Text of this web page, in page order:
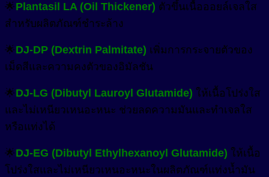
🌟Plantasil LA (Oil Thickener) ตัวขึ้นเนื้อออยล์เจลใส
สำหรับผลิตภัณฑ์ชำระล้าง
🌟DJ-DP (Dextrin Palmitate) เพิ่มการกระจายตัวของ
เม็ดสีและความคงตัวของอิมัลชัน
🌟DJ-LG (Dibutyl Lauroyl Glutamide) ให้เนื้อโปร่งใส
และไม่เหนียวเหนอะหนะ ช่วยลดความมันและทำเจลใส
หรือแท่งได้
🌟DJ-EG (Dibutyl Ethylhexanoyl Glutamide) ให้เนื้อ
โปร่งใสและไม่เหนียวเหนอะหนะในผลิตภัณฑ์แท่งน้ำมัน